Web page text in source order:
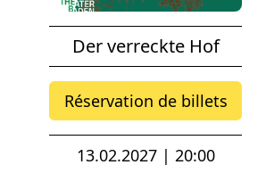
Der verreckte Hof
Réservation de billets
13.02.2027 | 20:00